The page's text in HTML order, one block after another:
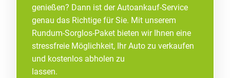
genießen? Dann ist der Autoankauf-Service
genau das Richtige für Sie. Mit unserem
Rundum-Sorglos-Paket bieten wir Ihnen eine
stressfreie Möglichkeit, Ihr Auto zu verkaufen
und kostenlos abholen zu
lassen.